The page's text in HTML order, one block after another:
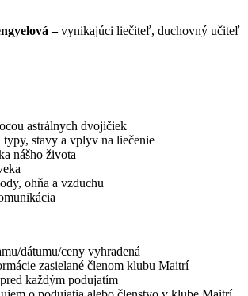
–vynikajúci liečiteľ, duchovný učiteľ
astrálnych dvojičiek
stavy a vplyv na liečenie
nášho života
ohňa a vzduchu
dátumu/ceny vyhradená
zasielané členom klubu Maitrí
každým podujatím